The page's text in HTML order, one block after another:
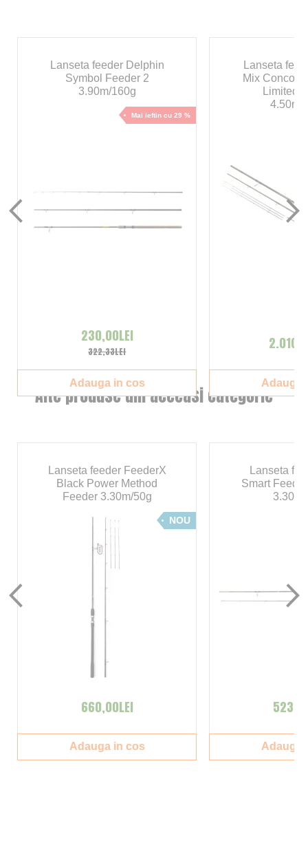
Alte produse din aceeasi categorie
Lanseta feeder FeederX
Black Power Method
Feeder 3.30m/50g
NOU
660,00LEI
Adauga in cos
Lanseta
Smart
Adauga
Lanseta feeder Delphin
Symbol Feeder 2
3.90m/160g
Mai ieftin cu 29 %
322,33LEI
230,00LEI
Adauga in cos
Lanseta
Mix
Limited
4.50m/
Adauga